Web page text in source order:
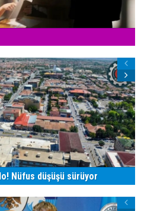
Nüfus düşüşü sürüyor